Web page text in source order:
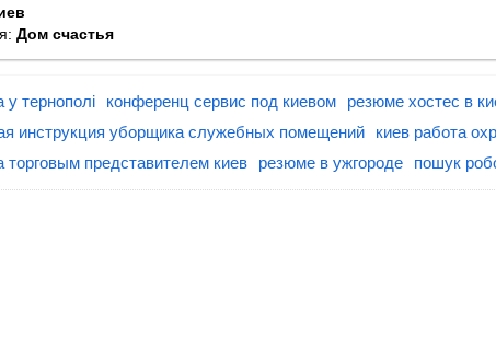
Дом счастья
у тернополі конференц сервис под киевом резюме хостес в
инструкция уборщика служебных помещений
киев работа
торговым представителем киев
резюме в ужгороде пошук